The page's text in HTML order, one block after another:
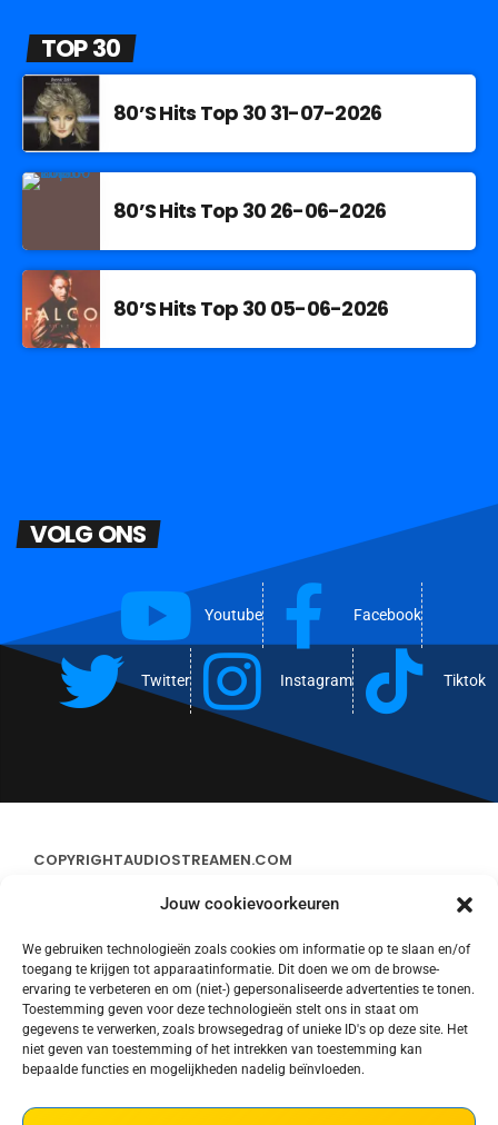
Jouw cookievoorkeuren
We gebruiken technologieën zoals cookies om informatie op te slaan en/of
toegang te krijgen tot apparaatinformatie. Dit doen we om de browse-
ervaring te verbeteren en om (niet-) gepersonaliseerde advertenties te tonen.
Toestemming geven voor deze technologieën stelt ons in staat om
gegevens te verwerken, zoals browsegedrag of unieke ID's op deze site. Het
niet geven van toestemming of het intrekken van toestemming kan
bepaalde functies en mogelijkheden nadelig beïnvloeden.
TOP 30
80’S Hits Top 30 31-07-2026
80’S Hits Top 30 26-06-2026
80’S Hits Top 30 05-06-2026
VOLG ONS
Youtube Facebook
Twitter Instagram Tiktok
COPYRIGHTAUDIOSTREAMEN.COM
CONTACT
STREAMS